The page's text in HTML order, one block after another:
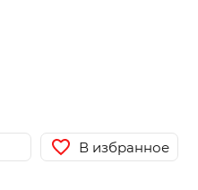
В избранное